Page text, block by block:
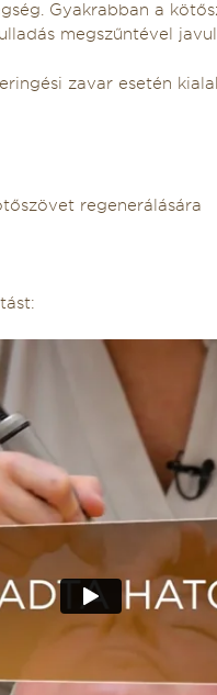
Gyakrabban a
megszűntével
zavar esetén
regenerálására